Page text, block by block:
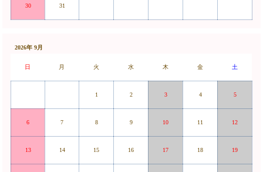
30 31
2026年 9月
日 月 火 水 木 金 土
1 2 3 4 5
6 7 8 9 10 11 12
13 14 15 16 17 18 19